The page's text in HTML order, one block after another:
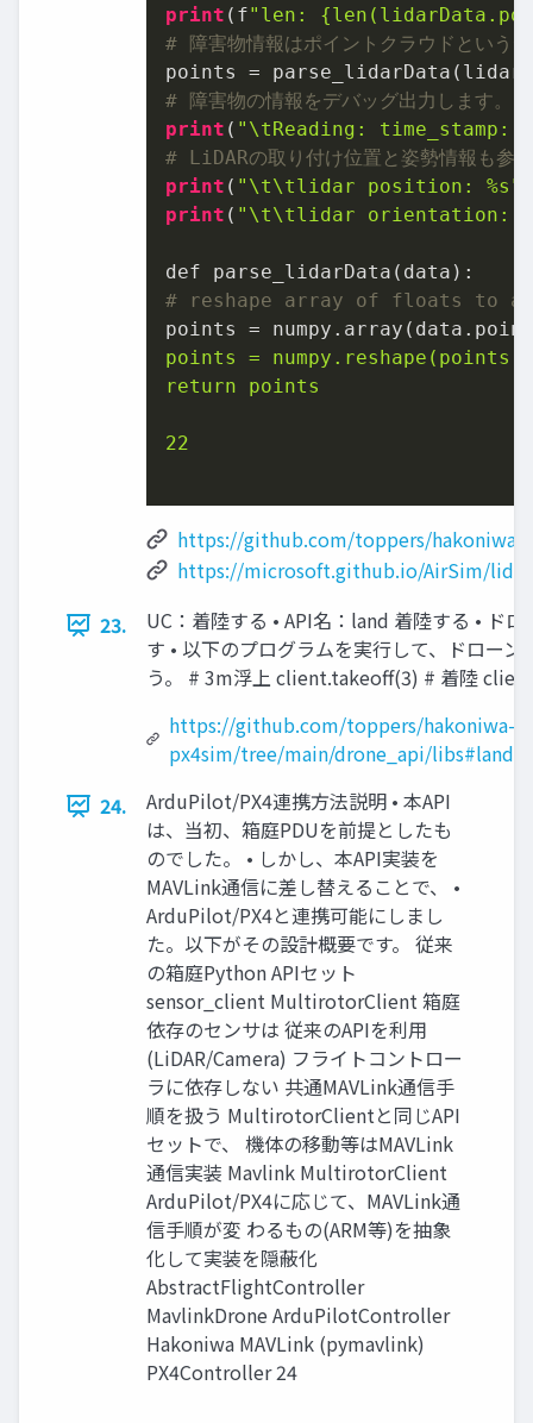
print (f"len:
# 障害物情報はポイントクラウドとい
# 障害物の情報をデバッグ出力します。
print ( "\tReading: time_stamp:
# LiDARの取り付け位置と姿勢情報も参
print ( "\t\tlidar position: %s"
print ( "\t\tlidar orientation:
# reshape array of floats to
points =
points =
return points
22
https://github.com/toppers/hakoniwa-
https://microsoft.github.io/AirSim/
23.
UC：着陸する • API名：land 着陸する • ド
す • 以下のプログラムを実行して、ドローン
う。 # 3m浮上 client.takeoff(3) # 着陸
https://github.com/toppers/hakoniwa-
px4sim/tree/main/drone_api/
24.
ArduPilot/PX4連携方法説明 • 本API
は、当初、箱庭PDUを前提としたも
のでした。 • しかし、本API実装を
MAVLink通信に差し替えることで、 •
ArduPilot/PX4と連携可能にしまし
た。以下がその設計概要です。 従来
の箱庭Python APIセット
sensor_client MultirotorClient 箱庭
依存のセンサは 従来のAPIを利用
(LiDAR/Camera) フライトコントロー
ラに依存しない 共通MAVLink通信手
順を扱う MultirotorClientと同じAPI
セットで、 機体の移動等はMAVLink
通信実装 Mavlink MultirotorClient
ArduPilot/PX4に応じて、MAVLink通
信手順が変 わるもの(ARM等)を抽象
化して実装を隠蔽化
AbstractFlightController
MavlinkDrone ArduPilotController
Hakoniwa MAVLink (pymavlink)
PX4Controller 24